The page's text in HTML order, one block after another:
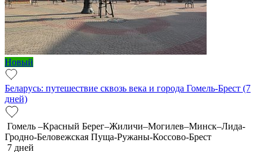
Новый
Беларусь: путешествие сквозь века и города Гомель-Брест (7
дней)
Гомель –Красный Берег–Жиличи–Могилев–Минск–Лида-
Гродно-Беловежская Пуща-Ружаны-Коссово-Брест
7 дней